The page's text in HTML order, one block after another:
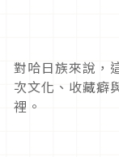
對哈日族來說，
次文化、收藏癖
裡。